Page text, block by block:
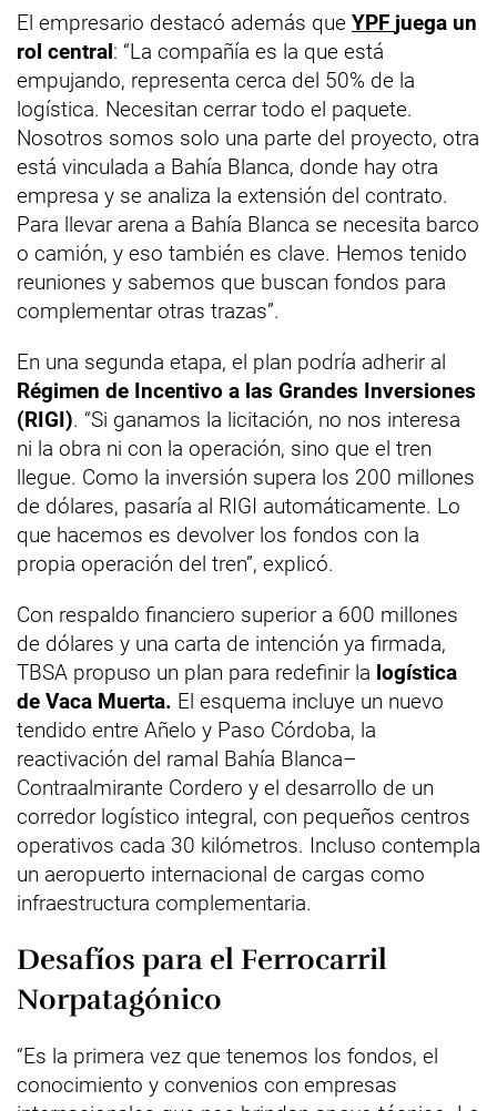
El empresario destacó además que YPF juega un
rol central: “La compañía es la que está
empujando, representa cerca del 50% de la
logística. Necesitan cerrar todo el paquete.
Nosotros somos solo una parte del proyecto, otra
está vinculada a Bahía Blanca, donde hay otra
empresa y se analiza la extensión del contrato.
Para llevar arena a Bahía Blanca se necesita barco
o camión, y eso también es clave. Hemos tenido
reuniones y sabemos que buscan fondos para
complementar otras trazas”.
En una segunda etapa, el plan podría adherir al
Régimen de Incentivo a las Grandes Inversiones
(RIGI). “Si ganamos la licitación, no nos interesa
ni la obra ni con la operación, sino que el tren
llegue. Como la inversión supera los 200 millones
de dólares, pasaría al RIGI automáticamente. Lo
que hacemos es devolver los fondos con la
propia operación del tren”, explicó.
Con respaldo financiero superior a 600 millones
de dólares y una carta de intención ya firmada,
TBSA propuso un plan para redefinir la logística
de Vaca Muerta. El esquema incluye un nuevo
tendido entre Añelo y Paso Córdoba, la
reactivación del ramal Bahía Blanca–
Contraalmirante Cordero y el desarrollo de un
corredor logístico integral, con pequeños centros
operativos cada 30 kilómetros. Incluso contempla
un aeropuerto internacional de cargas como
infraestructura complementaria.
Desafíos para el Ferrocarril
Norpatagónico
“Es la primera vez que tenemos los fondos, el
conocimiento y convenios con empresas